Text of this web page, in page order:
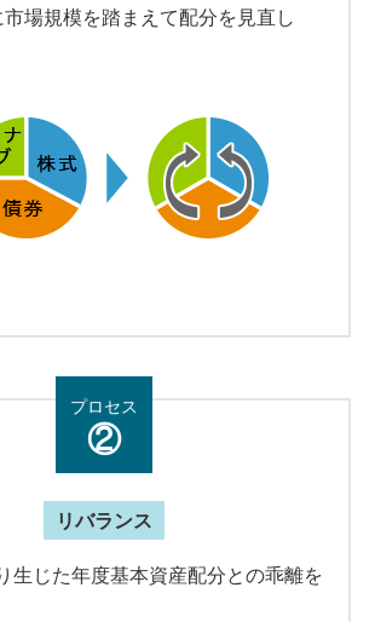
場規模を踏まえて配分を見直し
プロセス
②
リバランス
生じた年度基本資産配分との乖離を